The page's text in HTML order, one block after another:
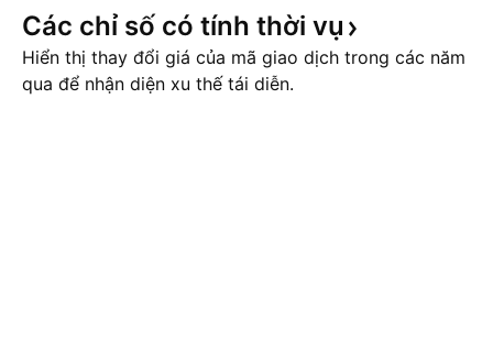
Các chỉ số có tính thời vụ
Hiển thị thay đổi giá của mã giao dịch trong các năm
qua để nhận diện xu thế tái diễn.